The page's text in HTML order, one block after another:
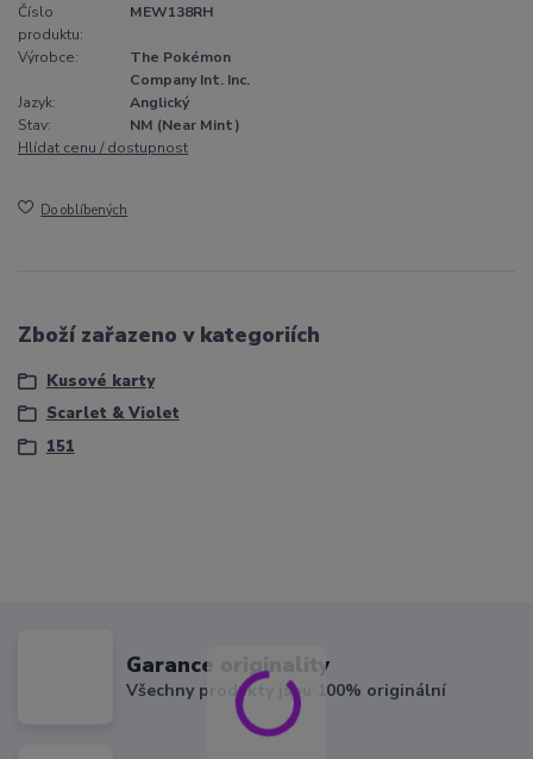
Číslo
produktu:
MEW138RH
Výrobce:
The Pokémon
Company Int. Inc.
Jazyk:
Anglický
Stav:
NM (Near Mint)
Hlídat cenu / dostupnost
Do oblíbených
Zboží zařazeno v kategoriích
Kusové karty
Scarlet & Violet
151
Garance originality
Všechny produkty jsou 100% originální